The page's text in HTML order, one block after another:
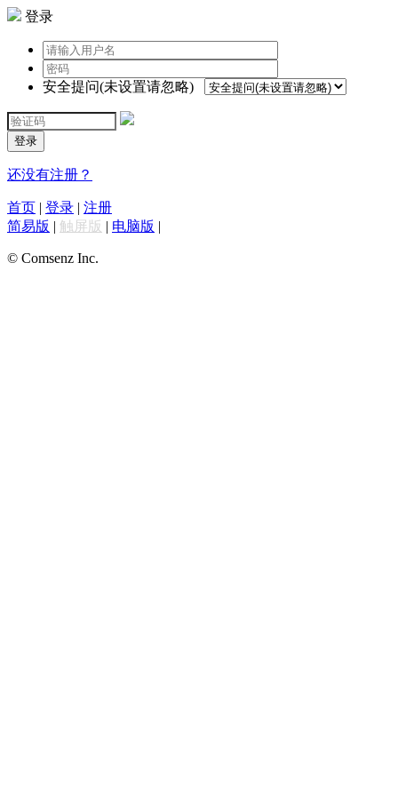
登录
安全提问(未设置请忽略)
登录
还没有注册？
首页 | 登录 | 注册
简易版 | 触屏版 | 电脑版 |
© Comsenz Inc.